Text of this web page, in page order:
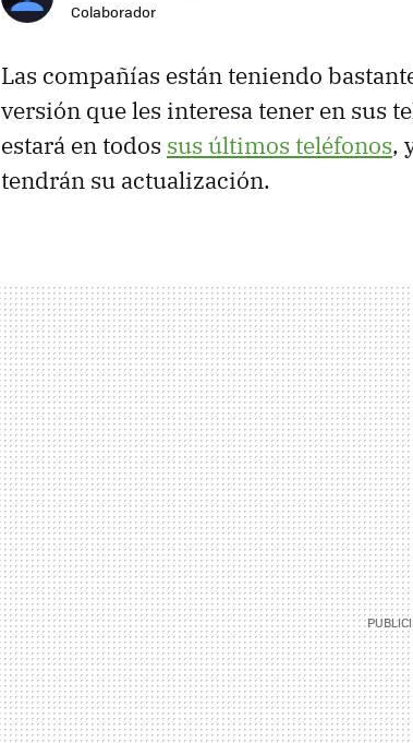
Colaborador
Las compañías están teniendo
versión que les interesa tener en sus
estará en todos sus últimos teléfonos,
tendrán su actualización.